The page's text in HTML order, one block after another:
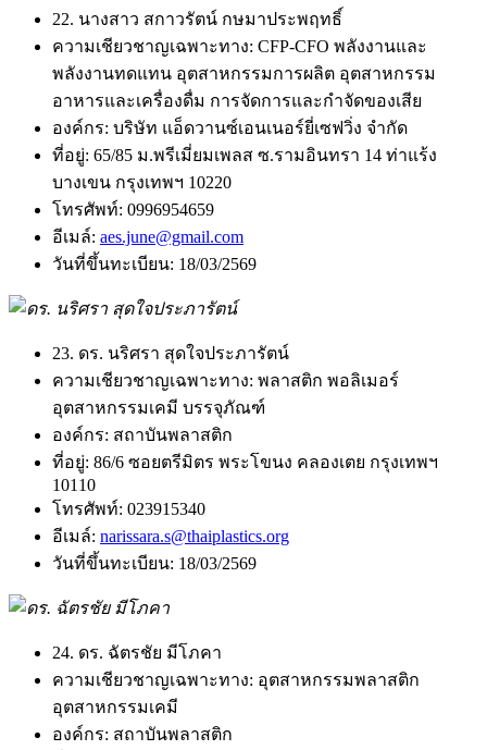
22. นางสาว สกาวรัตน์ กษมาประพฤทธิ์
ความเชียวชาญเฉพาะทาง: CFP-CFO พลังงานและ
พลังงานทดแทน อุตสาหกรรมการผลิต อุตสาหกรรม
อาหารและเครื่องดื่ม การจัดการและกำจัดของเสีย
องค์กร: บริษัท แอ็ดวานซ์เอนเนอร์ยี่เซฟวิ่ง จำกัด
ที่อยู่: 65/85 ม.พรีเมี่ยมเพลส ซ.รามอินทรา 14 ท่าแร้ง
บางเขน กรุงเทพฯ 10220
โทรศัพท์: 0996954659
อีเมล์: aes.june@gmail.com
วันที่ขึ้นทะเบียน: 18/03/2569
23. ดร. นริศรา สุดใจประภารัตน์
ความเชียวชาญเฉพาะทาง: พลาสติก พอลิเมอร์
อุตสาหกรรมเคมี บรรจุภัณฑ์
องค์กร: สถาบันพลาสติก
ที่อยู่: 86/6 ซอยตรีมิตร พระโขนง คลองเตย กรุงเทพฯ
10110
โทรศัพท์: 023915340
อีเมล์: narissara.s@thaiplastics.org
วันที่ขึ้นทะเบียน: 18/03/2569
24. ดร. ฉัตรชัย มีโภคา
ความเชียวชาญเฉพาะทาง: อุตสาหกรรมพลาสติก
อุตสาหกรรมเคมี
องค์กร: สถาบันพลาสติก